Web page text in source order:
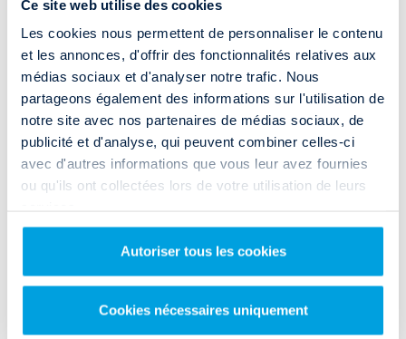
Ce site web utilise des cookies
Les cookies nous permettent de personnaliser le contenu
et les annonces, d'offrir des fonctionnalités relatives aux
médias sociaux et d'analyser notre trafic. Nous
partageons également des informations sur l'utilisation de
notre site avec nos partenaires de médias sociaux, de
publicité et d'analyse, qui peuvent combiner celles-ci
avec d'autres informations que vous leur avez fournies
ou qu'ils ont collectées lors de votre utilisation de leurs
Autoriser tous les cookies
Cookies nécessaires uniquement
Vous avez louer un camion à Pau et souhaitez savoir comment
accéder à l'agence Rent and Drop ?
Notre agence se situe au1 Avenue du Perlicà 15 minutes seulement
du centre-ville.
Vous profiterez de prix de location défiant toute concurrence.
Très facile d'accès, vous pouvez vous y rendre grâce à l'autoroute
Si vous n'êtes pas véhiculé, vous pouvez y accéder via les transports
en commun en empruntant laligne de trawmay T3 (Arrêt CC de Mail
ACCÈS & HORAIRES